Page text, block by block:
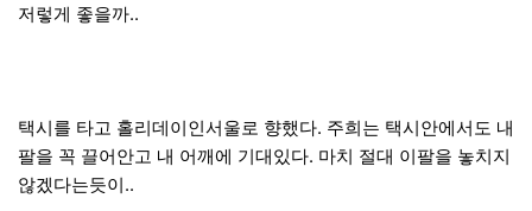
저렇게 좋을까..
택시를 타고 홀리데이인서울로 향했다. 주희는 택시안에서도 내
팔을 꼭 끌어안고 내 어깨에 기대있다. 마치 절대 이팔을 놓치지
않겠다는듯이..